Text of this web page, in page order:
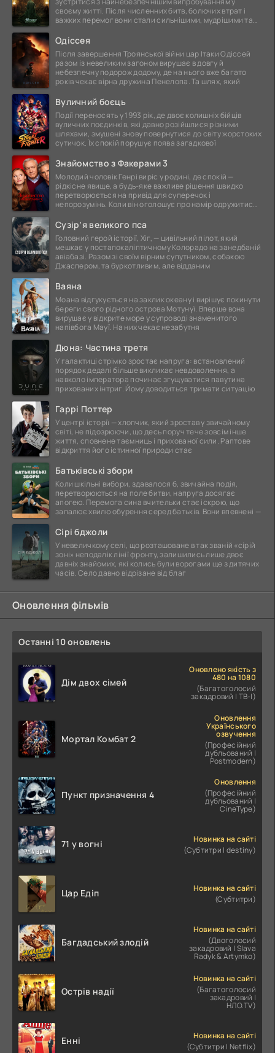
своєму житті. Після численних битв, болючих втрат і
важких перемог вони стали сильнішими, мудрішими та
Одіссея
Після завершення Троянської війни цар Ітаки Одіссей
разом із невеликим загоном вирушає в довгу й
небезпечну подорож додому, де на нього вже багато
років чекає вірна дружина Пенелопа. Та шлях, який
Вуличний боєць
Події переносять у 1993 рік, де двоє колишніх бійців
вуличних поєдинків, які давно розійшлися різними
шляхами, змушені знову повернутися до світу жорстоких
сутичок. Їх спокій порушує поява загадкової
Знайомство з Факерами 3
Молодий чоловік Генрі виріс у родині, де спокій —
рідкісне явище, а будь-яке важливе рішення швидко
перетворюється на привід для суперечок і
непорозумінь. Коли він оголошує про намір одружитися,
Сузір’я великого пса
Головний герой історії, Хіг, — цивільний пілот, який
мешкає у постапокаліптичному Колорадо на занедбаній
авіабазі. Разом зі своїм вірним супутником, собакою
Джаспером, та буркотливим, але відданим
Ваяна
Моана відгукується на заклик океану і вирішує покинути
береги свого рідного острова Мотунуї. Вперше вона
вирушає у відкрите море у супроводі знаменитого
напівбога Мауї. На них чекає незабутня
Дюна: Частина третя
У галактиці стрімко зростає напруга: встановлений
порядок дедалі більше викликає невдоволення, а
навколо імператора починає згущуватися павутина
прихованих інтриг. Йому доводиться тримати ситуацію
Гаррі Поттер
У центрі історії — хлопчик, який зростав у звичайному
світі, не підозрюючи, що десь поруч тече зовсім інше
життя, сповнене таємниць і прихованої сили. Раптове
відкриття його істинної природи стає
Батьківські збори
Коли шкільні вибори, здавалося б, звичайна подія,
перетворюються на поле битви, напруга досягає
апогею. Перемога сина вчительки стає іскрою, що
запалює хвилю обурення серед батьків. Вони впевнені —
Сірі бджоли
У невеличкому селі, що розташоване в так званій «сірій
зоні» неподалік лінії фронту, залишились лише двоє
давніх знайомих, які колись були ворогами ще з дитячих
часів. Село давно відрізане від благ
Оновлення фільмів
Останні 10 оновлень
Дім двох сімей
Оновлено якість з
480 на 1080
(Багатоголосий
закадровий | ТВ-І)
Мортал Комбат 2
Оновлення
Українського
озвучення
(Професійний
дубльований |
Postmodern)
Пункт призначення 4
Оновлення
(Професійний
дубльований |
CineType)
71 у вогні
Новинка на сайті
(Субтитри | destiny)
Цар Едіп
Новинка на сайті
(Субтитри)
Багдадський злодій
Новинка на сайті
(Двоголосий
закадровий | Slava
Radyk & Artymko)
Острів надії
Новинка на сайті
(Багатоголосий
закадровий |
НЛО.TV)
Енні
Новинка на сайті
(Субтитри | Netflix)